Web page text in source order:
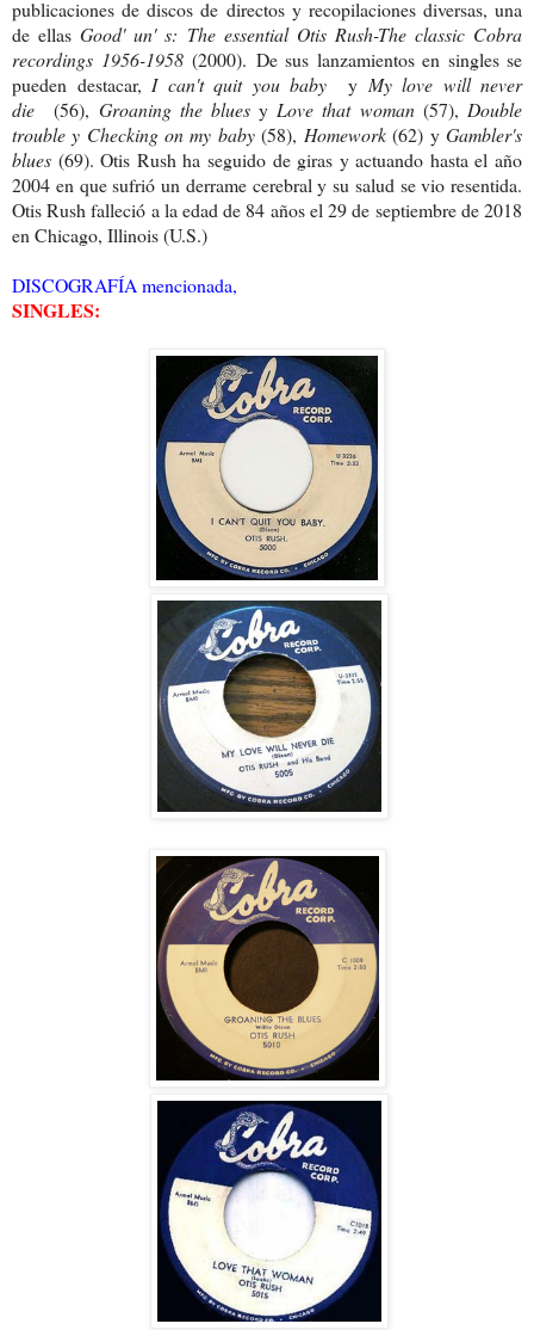
publicaciones de discos de directos y recopilaciones diversas, una
de ellas Good' un' s: The essential Otis Rush-The classic Cobra
recordings 1956-1958(2000). De sus lanzamientos en singles se
pueden destacar, I can't quit you baby y My love will never
die(56), Groaning the bluesyLove that woman (57),Double
trouble y Checking on my baby (58),Homework(62) yGambler's
blues (69). Otis Rush ha seguido de giras y actuando hasta el año
2004 en que sufrió un derrame cerebral y su salud se vio resentida.
Otis Rush falleció a la edad de 84 años el 29 de septiembre de 2018
en Chicago, Illinois (U.S.)
DISCOGRAFÍA mencionada,
SINGLES: